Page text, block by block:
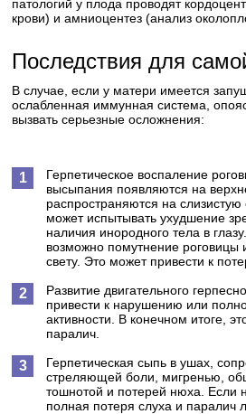
патологий у плода проводят
крови) и амниоцентез (анализ
Последствия для
В случае, если у матери имеется
ослабленная иммунная система,
вызвать серьезные осложнения:
Герпетическое воспаление
высыпания появляются на
распространяются на слизистую
может испытывать ухудшение
наличия инородного тела в
возможно помутнение роговицы
свету. Это может привести к
Развитие двигательного
привести к нарушению или
активности. В конечном итоге,
паралич.
Герпетическая сыпь в ушах,
стреляющей боли, мигренью,
тошнотой и потерей нюха. Если
полная потеря слуха и паралич